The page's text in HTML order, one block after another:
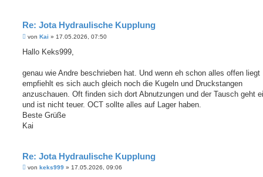
Re: Jota Hydraulische Kupplung
B
i
a
g
von Kai » 17.05.2026, 07:50
Hallo Keks999,
genau wie Andre beschrieben hat. Und wenn eh schon alles offen liegt
empfiehlt es sich auch gleich noch die Kugeln und Druckstangen
anzuschauen. Oft finden sich dort Abnutzungen und der Tausch geht
und ist nicht teuer. OCT sollte alles auf Lager haben.
Beste Grüße
Kai
Re: Jota Hydraulische Kupplung
Bvon keks999 » 17.05.2026, 09:06